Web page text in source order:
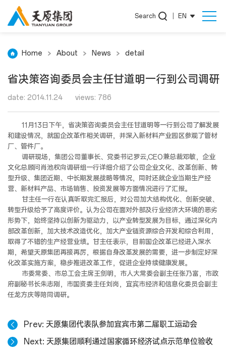
Search EN
Home About News detail
省决策咨询委员会主任甘道明一行到公司调研
date: 2014.11.24 views: 786
11月13日下午，省决策咨询委员会主任甘道明等一行到公司了解发展
和建设情况，就国企改革作相关调研，并深入新材料产业园区参观了管材
厂、管件厂。
调研现场，集团公司董事长、党委书记罗云,CEO兼总裁邓敏，企业
文化总顾问肖池权向调研组一行详细介绍了公司企业文化、改革创新、转
型升级、集团近期、中长期发展战略等情况，同时还就企业当期生产经
营、新材料产品、市场销售、投资发展等方面情况进行了汇报。
甘主任一行在认真听取完汇报后，对公司加大结构优化、创新突破、
转型升级给予了高度评价。认为公司在面对外部及行业经济大环境的恶劣
形势下，始终坚持以创新为驱动力，以产业转型发展为目标，通过深化内
部改革创新，加大技术改造优化，加大产业链资源综合开发和综合利用，
取得了不错的生产经营业绩。甘主任表示，目前国企改革已经进入深水
期，希望天原集团再接再厉，根据自身改革发展的需要，进一步制定好深
化改革实施方案，稳步推进改革工作，促进企业持续健康发展。
市委常委、市总工会主席王剑明，市人大常委会副主任张乃富，市政
府副秘书长朱志刚，市国资委主任刘岗，宜宾市经济和信息化委员会副主
任龙方庆等陪同调研。
Prev 天原集团代表队参加宜宾市第二届职工运动会
Next 天原集团顺利通过国家循环经济试点示范单位验收